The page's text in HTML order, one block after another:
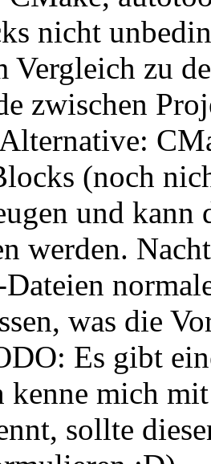
nicht
Vergleich zu
zwischen
(noch
und kann
werden.
was die
Es gibt
kenne mich
sollte